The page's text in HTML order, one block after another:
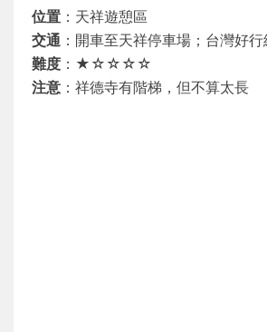
位置 ：天祥遊憩區
交通 ：開車至天祥停車場；台灣好行
難度 ：★☆☆☆☆
注意 ：祥德寺有階梯，但不算太長